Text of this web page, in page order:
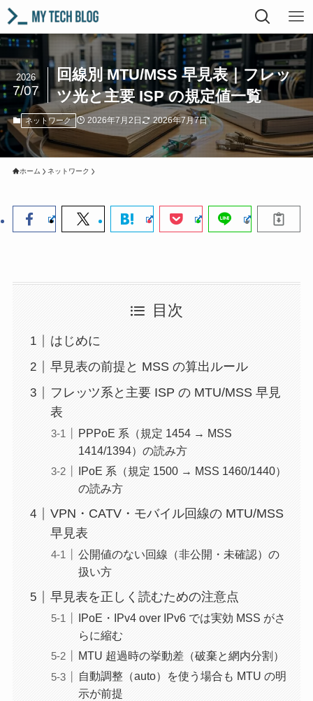
回線別 MTU/MSS 早見表｜フレッ
ツ光と主要 ISP の規定値一覧
2026
7/07
ネットワーク 2026年7月2日 2026年7月7日
ホーム ネットワーク
目次
はじめに
早見表の前提と MSS の算出ルール
フレッツ系と主要 ISP の MTU/MSS 早見
表
PPPoE 系（規定 1454 → MSS
1414/1394）の読み方
IPoE 系（規定 1500 → MSS 1460/1440）
の読み方
VPN・CATV・モバイル回線の MTU/MSS
早見表
公開値のない回線（非公開・未確認）の
扱い方
早見表を正しく読むための注意点
IPoE・IPv4 over IPv6 では実効 MSS がさ
らに縮む
MTU 超過時の挙動差（破棄と網内分割）
自動調整（auto）を使う場合も MTU の明
示が前提